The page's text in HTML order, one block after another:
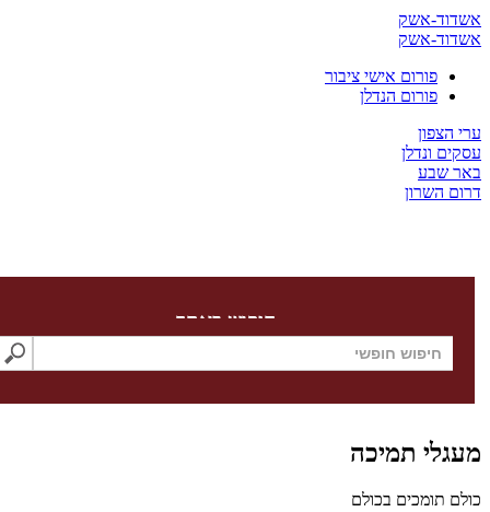
אשק
אשק
פורום אישי ציבור
פורום הנדלן
ונדלן
חיפוש באתר
תמיכה
בכולם